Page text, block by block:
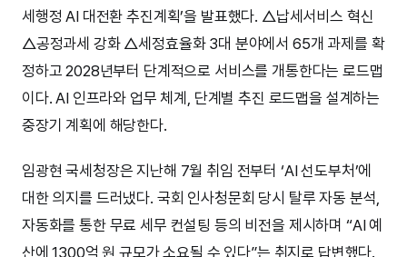
세행정 AI 대전환 추진계획’을 발표했다. △납세서비스 혁신
△공정과세 강화 △세정효율화 3대 분야에서 65개 과제를 확
정하고 2028년부터 단계적으로 서비스를 개통한다는 로드맵
이다. AI 인프라와 업무 체계, 단계별 추진 로드맵을 설계하는
중장기 계획에 해당한다.
임광현 국세청장은 지난해 7월 취임 전부터 ‘AI 선도부처’에
대한 의지를 드러냈다. 국회 인사청문회 당시 탈루 자동 분석,
자동화를 통한 무료 세무 컨설팅 등의 비전을 제시하며 “AI 예
산에 1300억 원 규모가 소요될 수 있다”는 취지로 답변했다.